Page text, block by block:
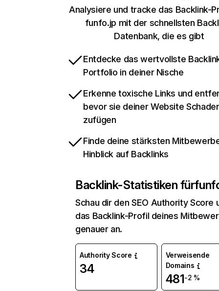
Analysiere und tracke das Backlink-
funfo.jp mit der schnellsten
Datenbank, die es gibt
Entdecke das wertvollste
Portfolio in deiner Nische
Erkenne toxische Links und
bevor sie deiner Website
zufügen
Finde deine stärksten
Hinblick auf Backlinks
Backlink-Statistiken für
Schau dir den SEO Authority Score
das Backlink-Profil deines
genauer an.
Authority Score
34
Verweisende
Domains
481-2 %